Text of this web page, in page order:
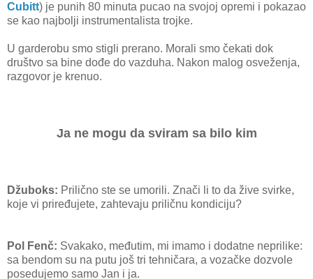
Cubitt) je punih 80 minuta pucao na svojoj opremi i pokazao
se kao najbolji instrumentalista trojke.
U garderobu smo stigli prerano. Morali smo čekati dok
društvo sa bine dođe do vazduha. Nakon malog osveženja,
razgovor je krenuo.
Ja ne mogu da sviram sa bilo kim
Džuboks: Prilično ste se umorili. Znači li to da žive svirke,
koje vi priređujete, zahtevaju priličnu kondiciju?
Pol Fenč: Svakako, međutim, mi imamo i dodatne neprilike:
sa bendom su na putu još tri tehničara, a vozačke dozvole
posedujemo samo Jan i ja.